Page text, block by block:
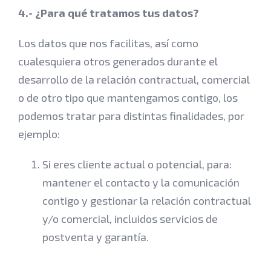
4.- ¿Para qué tratamos tus datos?
Los datos que nos facilitas, así como
cualesquiera otros generados durante el
desarrollo de la relación contractual, comercial
o de otro tipo que mantengamos contigo, los
podemos tratar para distintas finalidades, por
ejemplo:
Si eres cliente actual o potencial, para:
mantener el contacto y la comunicación
contigo y gestionar la relación contractual
y/o comercial, incluidos servicios de
postventa y garantía.